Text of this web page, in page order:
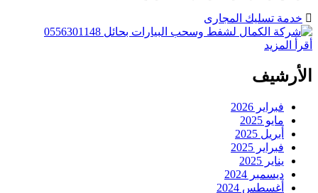
خدمة تسليك المجارى
أقرأ المزيد
الأرشيف
فبراير 2026
مايو 2025
أبريل 2025
فبراير 2025
يناير 2025
ديسمبر 2024
أغسطس 2024